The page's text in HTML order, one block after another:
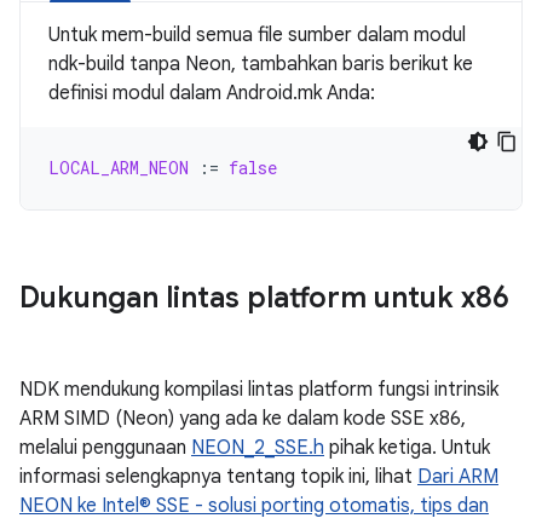
Untuk mem-build semua file sumber dalam modul
ndk-build tanpa Neon, tambahkan baris berikut ke
definisi modul dalam Android.mk Anda:
LOCAL_ARM_NEON := false
Dukungan lintas platform untuk x86
NDK mendukung kompilasi lintas platform fungsi intrinsik
ARM SIMD (Neon) yang ada ke dalam kode SSE x86,
melalui penggunaan NEON_2_SSE.h pihak ketiga. Untuk
informasi selengkapnya tentang topik ini, lihat Dari ARM
NEON ke Intel® SSE - solusi porting otomatis, tips dan